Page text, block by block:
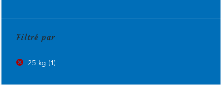
Filtré par
25 kg (1)